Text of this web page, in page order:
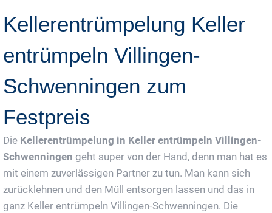
Kellerentrümpelung Keller
entrümpeln Villingen-
Schwenningen zum
Festpreis
Die Kellerentrümpelung in Keller entrümpeln Villingen-
Schwenningen geht super von der Hand, denn man hat es
mit einem zuverlässigen Partner zu tun. Man kann sich
zurücklehnen und den Müll entsorgen lassen und das in
ganz Keller entrümpeln Villingen-Schwenningen. Die